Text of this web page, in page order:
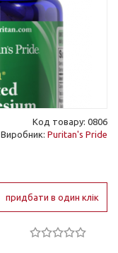
Код товару: 0806
Виробник: Puritan's Pride
придбати в один клік